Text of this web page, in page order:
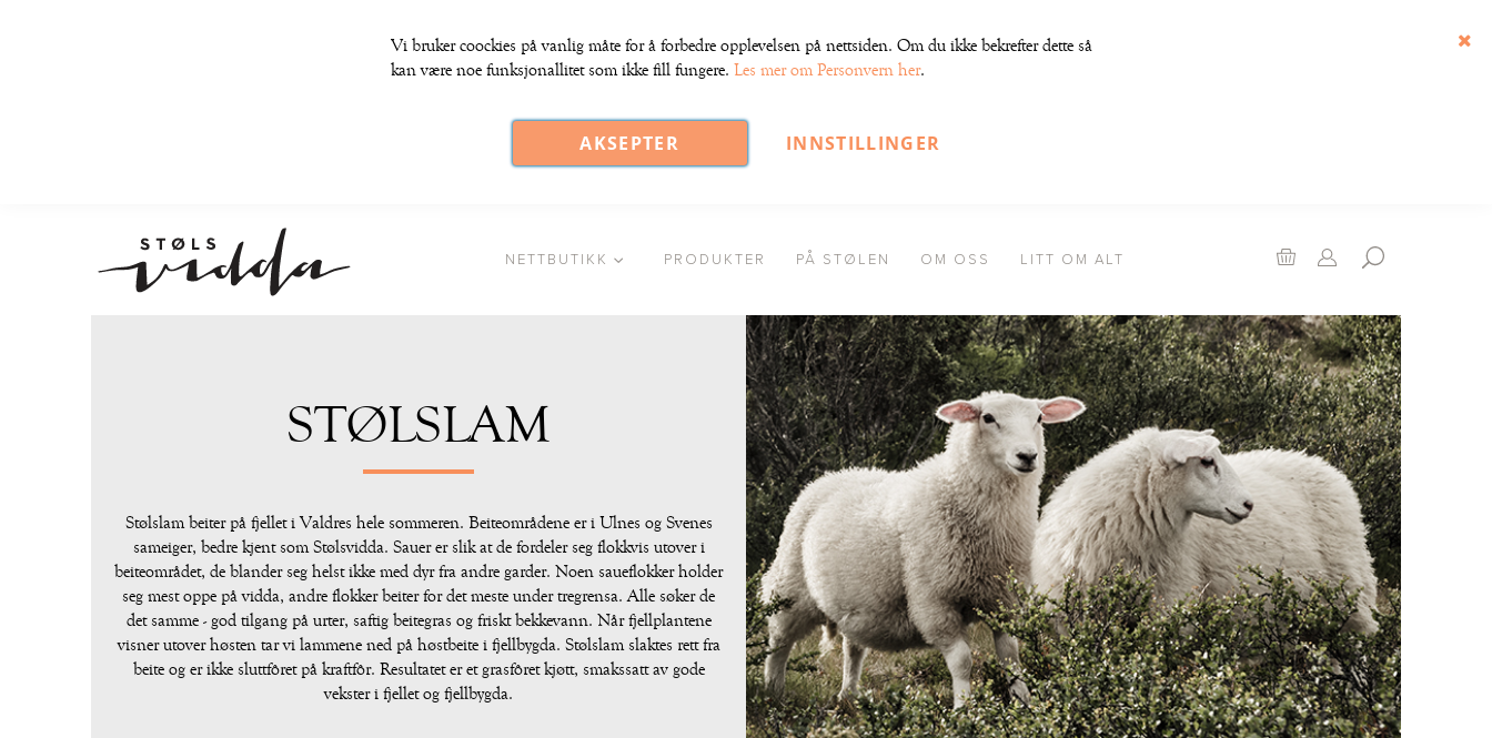
Vi bruker coockies på vanlig måte for å forbedre opplevelsen på nettsiden. Om du ikke bekrefter dette så
kan være noe funksjonallitet som ikke fill fungere. Les mer om Personvern her.
AKSEPTER INNSTILLINGER
Handlekurv
NETTBUTIKK PRODUKTER PÅ STØLEN OM OSS LITT OM ALT
STØLSLAM
Stølslam beiter på fjellet i Valdres hele sommeren. Beiteområdene er i Ulnes og Svenes
sameiger, bedre kjent som Stølsvidda. Sauer er slik at de fordeler seg flokkvis utover i
beiteområdet, de blander seg helst ikke med dyr fra andre garder. Noen saueflokker holder
seg mest oppe på vidda, andre flokker beiter for det meste under tregrensa. Alle søker de
det samme - god tilgang på urter, saftig beitegras og friskt bekkevann. Når fjellplantene
visner utover høsten tar vi lammene ned på høstbeite i fjellbygda. Stølslam slaktes rett fra
beite og er ikke sluttfôret på kraftfôr. Resultatet er et grasfôret kjøtt, smakssatt av gode
vekster i fjellet og fjellbygda.